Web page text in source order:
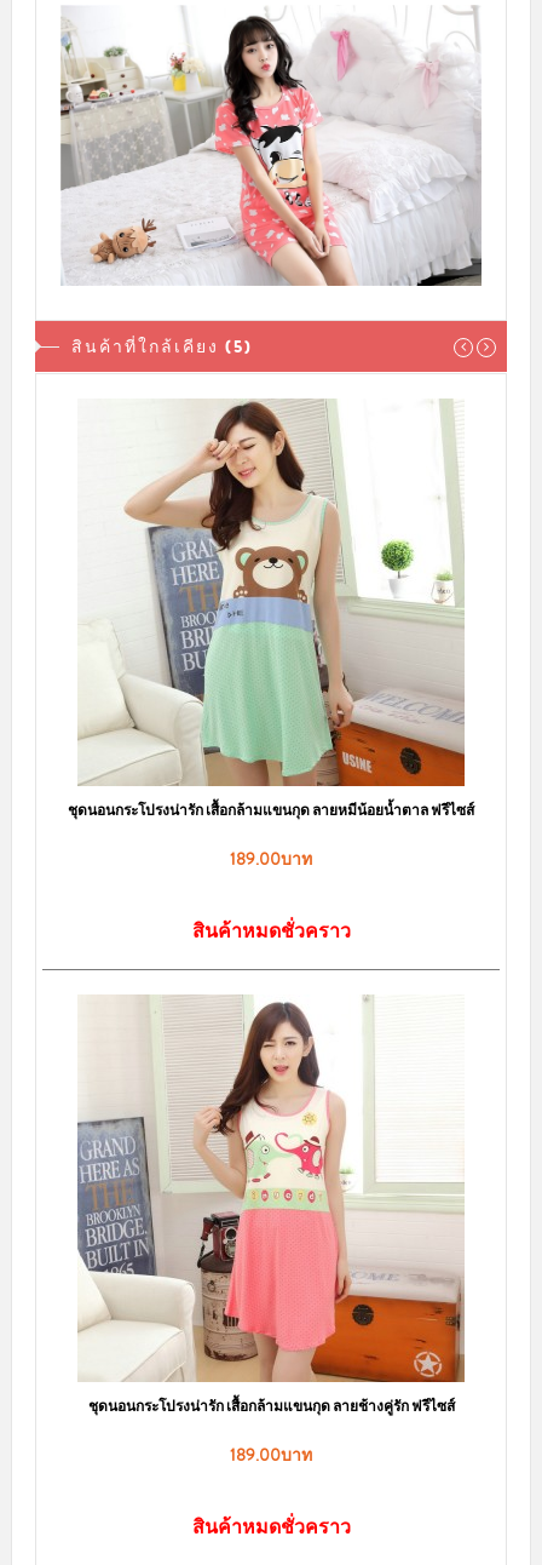
สินค้าที่ใกล้เคียง (5)
ชุดนอนแขนสั้น ผ้ายืดใส่สบาย ลายการ์ตูนโดนัลด์ดั๊ก พร้อมส่ง
189.00บาท50.00บาท
สินค้าหมดชั่วคราว
สินค้าขายดี
ชุดนอนเซ็กซี่ สีขาวสายเดี่ยวไข้วหลัง ผ้าลื่น พราวเสน่ห์ ผ้านิ่มๆ
130.00บาท
หยิบใส่ตะกร้า